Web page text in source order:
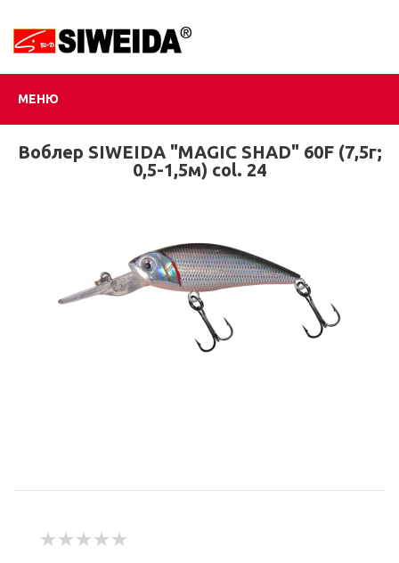
МЕНЮ
Воблер SIWEIDA "MAGIC SHAD" 60F (7,5г;
0,5-1,5м) col. 24